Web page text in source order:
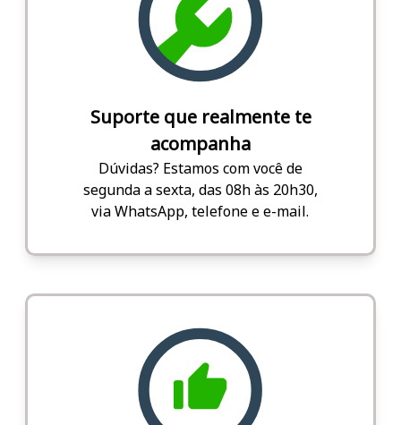
Suporte que realmente te
acompanha
Dúvidas? Estamos com você de
segunda a sexta, das 08h às 20h30,
via WhatsApp, telefone e e-mail.